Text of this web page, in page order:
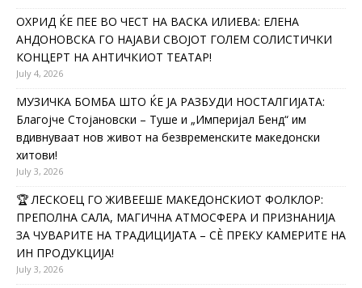
ОХРИД ЌЕ ПЕЕ ВО ЧЕСТ НА ВАСКА ИЛИЕВА: ЕЛЕНА
АНДОНОВСКА ГО НАЈАВИ СВОЈОТ ГОЛЕМ СОЛИСТИЧКИ
КОНЦЕРТ НА АНТИЧКИОТ ТЕАТАР!
July 4, 2026
МУЗИЧКА БОМБА ШТО ЌЕ ЈА РАЗБУДИ НОСТАЛГИЈАТА:
Благојче Стојановски – Туше и „Империјал Бенд“ им
вдивнуваат нов живот на безвременските македонски
хитови!
July 3, 2026
🏆 ЛЕСКОЕЦ ГО ЖИВЕЕШЕ МАКЕДОНСКИОТ ФОЛКЛОР:
ПРЕПОЛНА САЛА, МАГИЧНА АТМОСФЕРА И ПРИЗНАНИЈА
ЗА ЧУВАРИТЕ НА ТРАДИЦИЈАТА – СÈ ПРЕКУ КАМЕРИТЕ НА
ИН ПРОДУКЦИЈА!
July 3, 2026